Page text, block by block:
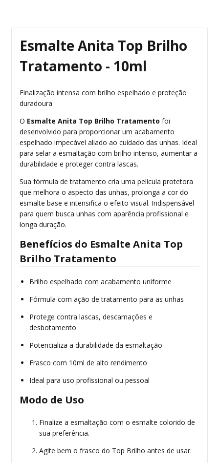
Esmalte Anita Top Brilho
Tratamento - 10ml
Finalização intensa com brilho espelhado e proteção
duradoura
O Esmalte Anita Top Brilho Tratamento foi
desenvolvido para proporcionar um acabamento
espelhado impecável aliado ao cuidado das unhas. Ideal
para selar a esmaltação com brilho intenso, aumentar a
durabilidade e proteger contra lascas.
Sua fórmula de tratamento cria uma película protetora
que melhora o aspecto das unhas, prolonga a cor do
esmalte base e intensifica o efeito visual. Indispensável
para quem busca unhas com aparência profissional e
longa duração.
Benefícios do Esmalte Anita Top
Brilho Tratamento
Brilho espelhado com acabamento uniforme
Fórmula com ação de tratamento para as unhas
Protege contra lascas, descamações e
desbotamento
Potencializa a durabilidade da esmaltação
Frasco com 10ml de alto rendimento
Ideal para uso profissional ou pessoal
Modo de Uso
Finalize a esmaltação com o esmalte colorido de
sua preferência.
Agite bem o frasco do Top Brilho antes de usar.